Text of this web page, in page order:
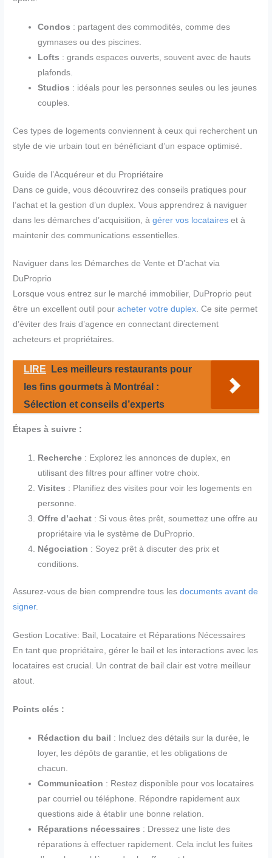
Condos : partagent des commodités, comme des
gymnases ou des piscines.
Lofts : grands espaces ouverts, souvent avec de hauts
plafonds.
Studios : idéals pour les personnes seules ou les jeunes
couples.
Ces types de logements conviennent à ceux qui recherchent un
style de vie urbain tout en bénéficiant d’un espace optimisé.
Guide de l’Acquéreur et du Propriétaire
Dans ce guide, vous découvrirez des conseils pratiques pour
l’achat et la gestion d’un duplex. Vous apprendrez à naviguer
dans les démarches d’acquisition, àgérer vos locataires et à
maintenir des communications essentielles.
Naviguer dans les Démarches de Vente et D’achat via
DuProprio
Lorsque vous entrez sur le marché immobilier, DuProprio peut
être un excellent outil pouracheter votre duplex. Ce site permet
d’éviter des frais d’agence en connectant directement
acheteurs et propriétaires.
LIRE
Les meilleurs restaurants pour
les fins gourmets à Montréal :
Sélection et conseils d’experts
Étapes à suivre :
Recherche : Explorez les annonces de duplex, en
utilisant des filtres pour affiner votre choix.
Visites : Planifiez des visites pour voir les logements en
personne.
Offre d’achat : Si vous êtes prêt, soumettez une offre au
propriétaire via le système de DuProprio.
Négociation : Soyez prêt à discuter des prix et
conditions.
Assurez-vous de bien comprendre tous lesdocuments avant de
signer.
Gestion Locative: Bail, Locataire et Réparations Nécessaires
En tant que propriétaire, gérer le bail et les interactions avec les
locataires est crucial. Un contrat de bail clair est votre meilleur
atout.
Points clés :
Rédaction du bail
: Incluez des détails sur la durée, le
loyer, les dépôts de garantie, et les obligations de
chacun.
Communication : Restez disponible pour vos locataires
par courriel ou téléphone. Répondre rapidement aux
questions aide à établir une bonne relation.
Réparations nécessaires : Dressez une liste des
réparations à effectuer rapidement. Cela inclut les fuites